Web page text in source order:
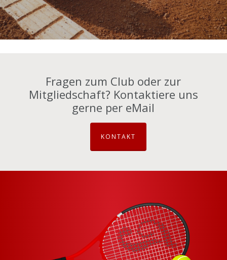
Fragen zum Club oder zur
Mitgliedschaft? Kontaktiere uns
gerne per eMail
KONTAKT